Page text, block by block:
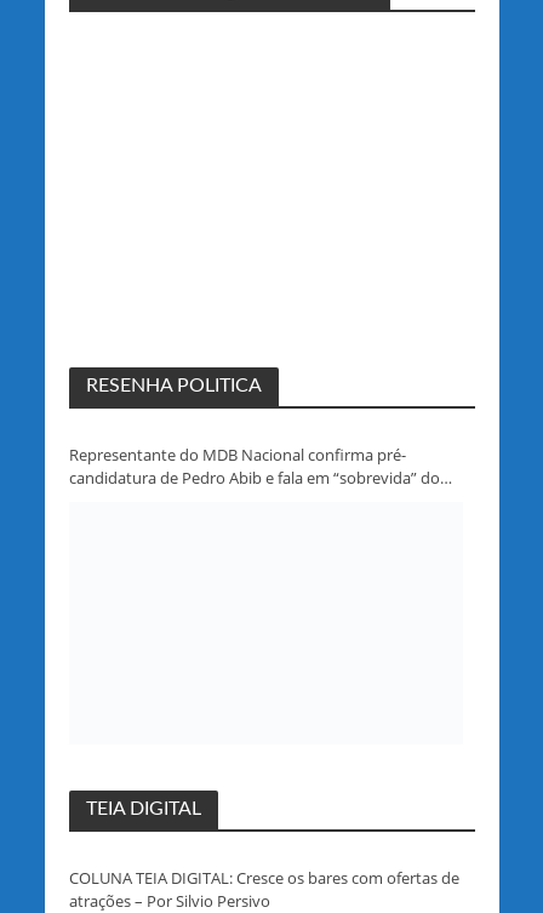
RESENHA POLITICA
Representante do MDB Nacional confirma pré-
candidatura de Pedro Abib e fala em “sobrevida” do
TEIA DIGITAL
COLUNA TEIA DIGITAL: Cresce os bares com ofertas de
atrações – Por Silvio Persivo